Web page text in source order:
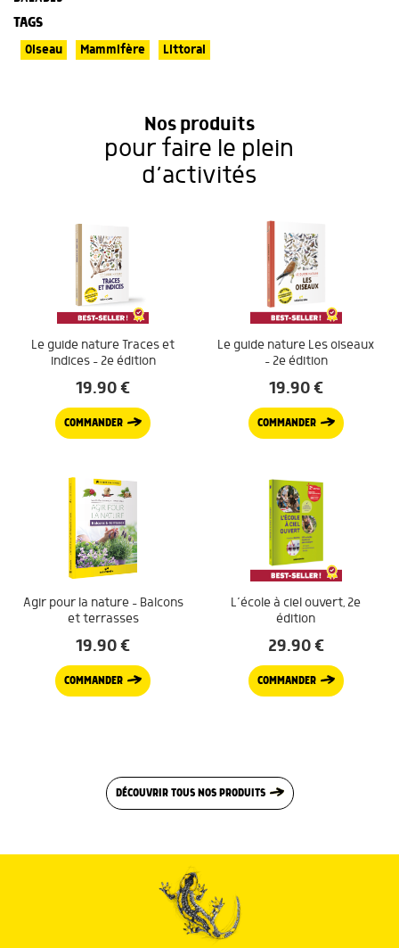
TAGS
Oiseau Mammifère Littoral
Nos produits
pour faire le plein
d’activités
Le guide nature Traces et
indices – 2e édition
19.90€
COMMANDER
Le guide nature Les oiseaux
– 2e édition
19.90€
COMMANDER
Agir pour la nature – Balcons
et terrasses
19.90€
COMMANDER
L’école à ciel ouvert, 2e
édition
29.90€
COMMANDER
DÉCOUVRIR TOUS NOS PRODUITS